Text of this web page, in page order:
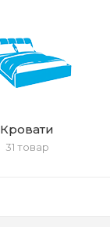
Кровати
31 товар